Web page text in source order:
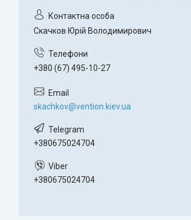
Скачков Юрій Володимирович
+380 (67) 495-10-27
skachkov@vention.kiev.ua
+380675024704
+380675024704